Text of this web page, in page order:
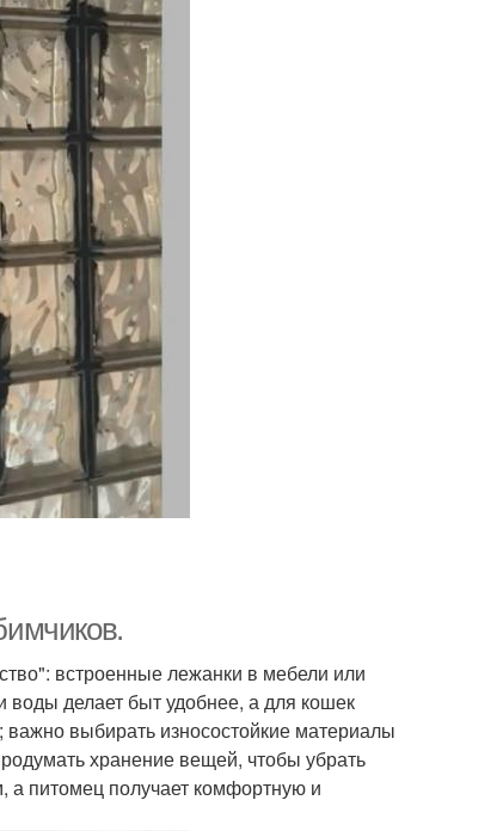
встроенные лежанки в мебели или
воды делает быт удобнее, а для кошек
важно выбирать износостойкие материалы
хранение вещей, чтобы убрать
а питомец получает комфортную и